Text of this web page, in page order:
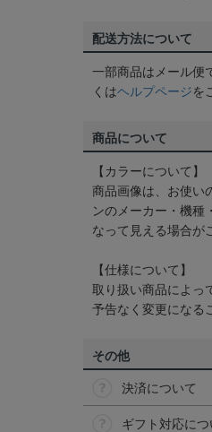
配送方法について
一部商品はメール便
くはヘルプページを
商品について
【カラーについて】
商品画像は、お使い
ンのメーカー・機種
なって見える場合が
【仕様について】
取り扱い商品によっ
予告なく変更になる
その他
決済について
ギフト対応に